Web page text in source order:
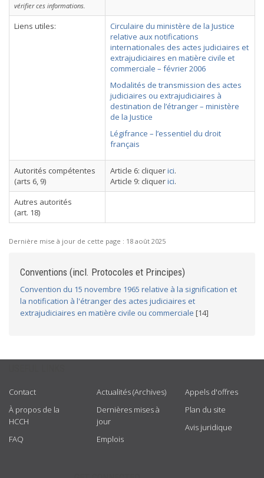
vérifier ces informations.
Liens utiles:
Circulaire du ministère de la Justice
relative aux notifications
internationales des actes judiciaires et
extrajudiciaires en matière civile et
commerciale – février 2006
Modalités de transmission des actes
judiciaires ou extrajudiciaires à
destination de l’étranger – ministère
de la Justice
Légifrance – l’essentiel du droit
français
Autorités compétentes
(arts 6, 9)
Article 6: cliquerici.
Article 9: cliquerici.
Autres autorités
(art. 18)
Dernière mise à jour de cette page : 18 août 2025
Conventions (incl. Protocoles et Principes)
Convention du 15 novembre 1965 relative à la signification et
la notification à l'étranger des actes judiciaires et
extrajudiciaires en matière civile ou commerciale [14]
Contact
À propos de la
HCCH
FAQ
Actualités (Archives)
Dernières mises à
jour
Emplois
Appels d'offres
Plan du site
Avis juridique